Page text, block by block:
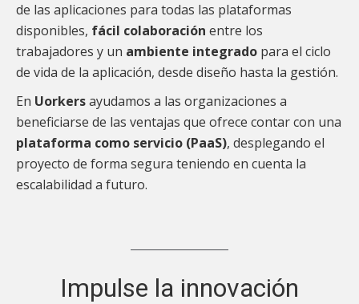
de las aplicaciones para todas las plataformas
disponibles, fácil colaboración entre los
trabajadores y un ambiente integrado para el ciclo
de vida de la aplicación, desde diseño hasta la gestión.
En Uorkersayudamos a las organizaciones a
beneficiarse de las ventajas que ofrece contar con una
plataforma como servicio (PaaS), desplegando el
proyecto de forma segura teniendo en cuenta la
escalabilidad a futuro.
Impulse la innovación